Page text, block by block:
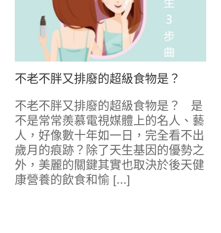
不老不胖又排廢的超級食物是？
不老不胖又排廢的超級食物是？ 是
不是常常羨慕電視媒體上的名人、藝
人，好像數十年如一日，完全看不出
歲月的痕跡？除了天生基因的優勢之
外，美麗的關鍵其實也取決於後天健
康營養的飲食和愉 [...]